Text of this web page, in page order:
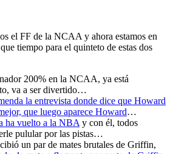
el FF de la NCAA y ahora estamos en
tiempo para el quinteto de estas dos
200% en la NCAA, ya está
va a ser divertido…
la entrevista donde dice que Howard
que luego aparece Howard…
ha vuelto a la NBA y con él, todos
pulular por las pistas…
un par de mates brutales de Griffin,